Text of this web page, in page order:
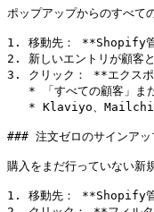
ポップアップからのすべ
1. 移動先： **Shopify
2. 新しいエントリが顧客
3. クリック： **エクスポ
### 注文ゼロのサインアッ
購入をまだ行っていない新
1. 移動先： **Shopify